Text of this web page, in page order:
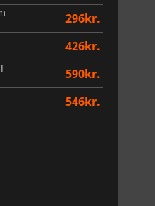
296kr.
426kr.
590kr.
546kr.